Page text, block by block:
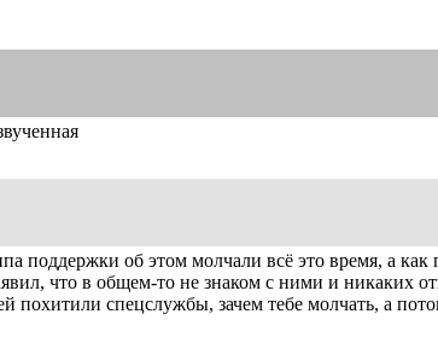
поддержки об этом молчали всё это время, а как
что в общем-то не знаком с ними и никаких
похитили спецслужбы, зачем тебе молчать, а